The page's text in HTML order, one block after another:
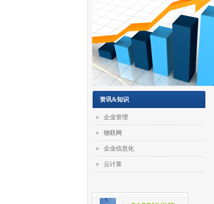
资讯&知识
企业管理
物联网
企业信息化
云计算